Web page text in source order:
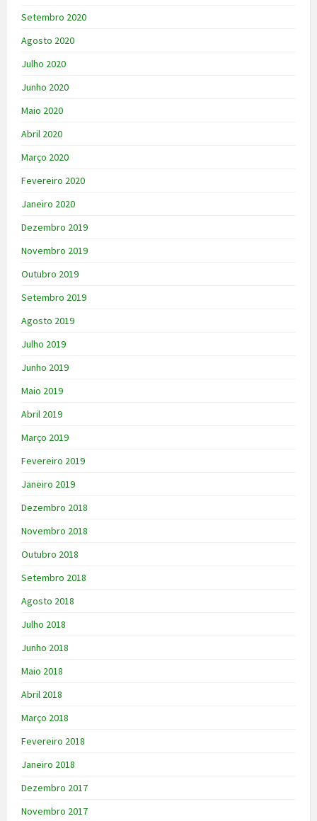
Setembro 2020
Agosto 2020
Julho 2020
Junho 2020
Maio 2020
Abril 2020
Março 2020
Fevereiro 2020
Janeiro 2020
Dezembro 2019
Novembro 2019
Outubro 2019
Setembro 2019
Agosto 2019
Julho 2019
Junho 2019
Maio 2019
Abril 2019
Março 2019
Fevereiro 2019
Janeiro 2019
Dezembro 2018
Novembro 2018
Outubro 2018
Setembro 2018
Agosto 2018
Julho 2018
Junho 2018
Maio 2018
Abril 2018
Março 2018
Fevereiro 2018
Janeiro 2018
Dezembro 2017
Novembro 2017